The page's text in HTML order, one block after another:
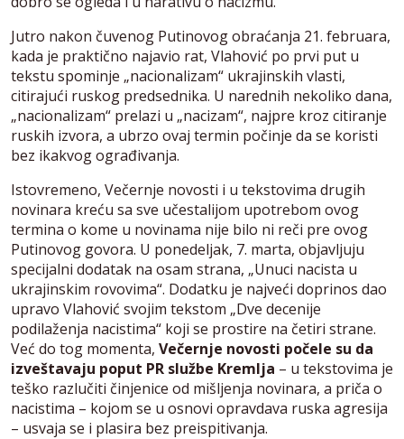
Jutro nakon čuvenog Putinovog obraćanja 21. februara,
kada je praktično najavio rat, Vlahović po prvi put u
tekstu spominje „nacionalizam“ ukrajinskih vlasti,
citirajući ruskog predsednika. U narednih nekoliko dana,
„nacionalizam“ prelazi u „nacizam“, najpre kroz citiranje
ruskih izvora, a ubrzo ovaj termin počinje da se koristi
bez ikakvog ograđivanja.
Istovremeno, Večernje novosti i u tekstovima drugih
novinara kreću sa sve učestalijom upotrebom ovog
termina o kome u novinama nije bilo ni reči pre ovog
Putinovog govora. U ponedeljak, 7. marta, objavljuju
specijalni dodatak na osam strana, „Unuci nacista u
ukrajinskim rovovima“. Dodatku je najveći doprinos dao
upravo Vlahović svojim tekstom „Dve decenije
podilaženja nacistima“ koji se prostire na četiri strane.
Već do tog momenta, Večernje novosti počele su da
izveštavaju poput PR službe Kremlja – u tekstovima je
teško razlučiti činjenice od mišljenja novinara, a priča o
nacistima – kojom se u osnovi opravdava ruska agresija
– usvaja se i plasira bez preispitivanja.